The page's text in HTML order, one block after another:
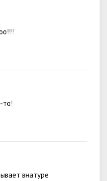
то!
внатуре